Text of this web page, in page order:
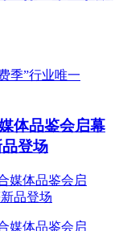
体品鉴会启幕
登场